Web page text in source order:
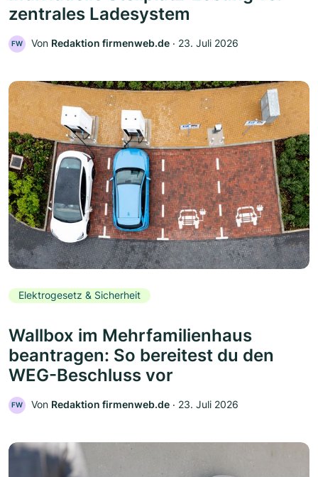
zentrales Ladesystem
FW Von Redaktion firmenweb.de ‧ 23. Juli 2026
Elektrogesetz & Sicherheit
Wallbox im Mehrfamilienhaus
beantragen: So bereitest du den
WEG-Beschluss vor
FW Von Redaktion firmenweb.de ‧ 23. Juli 2026